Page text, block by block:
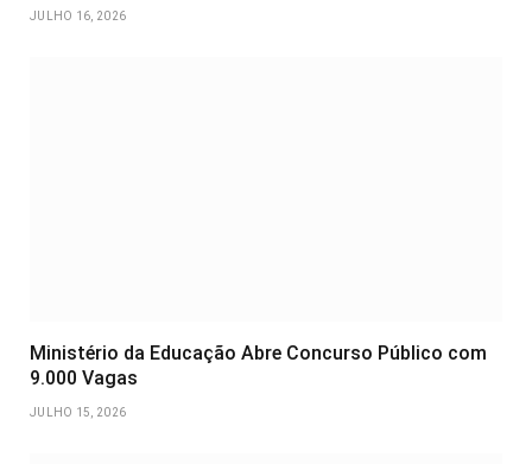
JULHO 16, 2026
Ministério da Educação Abre Concurso Público com
9.000 Vagas
JULHO 15, 2026